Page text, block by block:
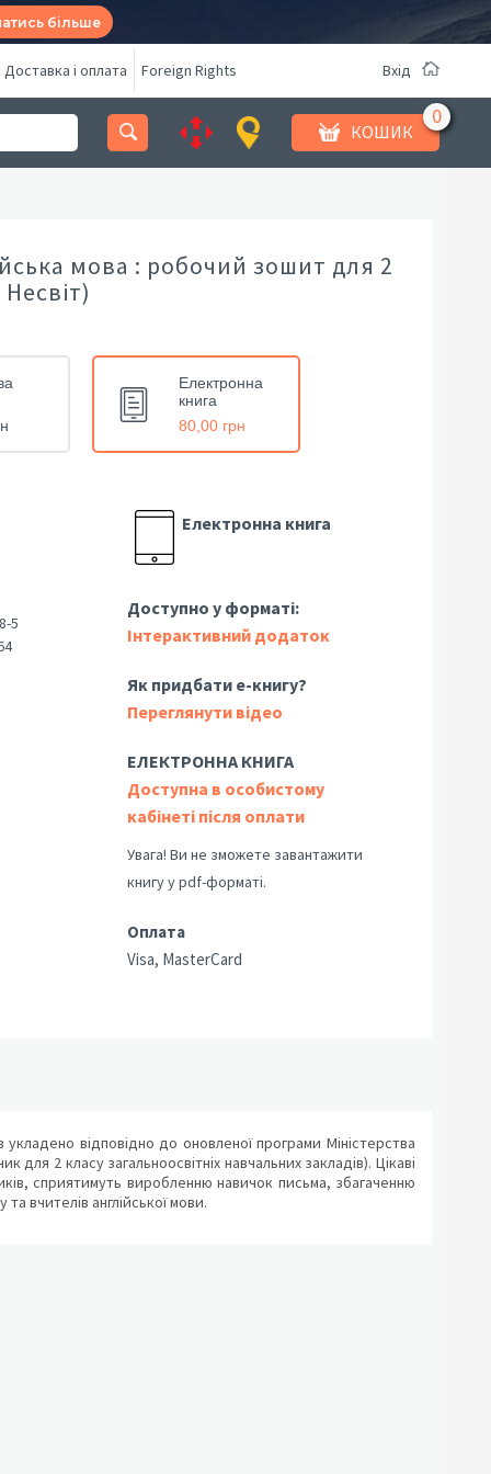
більше
Доставка і оплата Foreign Rights Вхід
КОШИК
мова : робочий зошит для 2
Електронна
книга
80,00 грн
5
Електронна книга
Доступно у форматі:
Інтерактивний додаток
Як придбати е-книгу?
Переглянути відео
ЕЛЕКТРОННА КНИГА
Доступна в особистому
кабінеті після оплати
Увага! Ви не зможете завантажити
книгу у pdf-форматі.
Оплата
Visa, MasterCard
відповідно до оновленої програми Міністерства
для 2 класу загальноосвітніх навчальних закладів). Цікаві
сприятимуть виробленню навичок письма, збагаченню
вчителів англійської мови.